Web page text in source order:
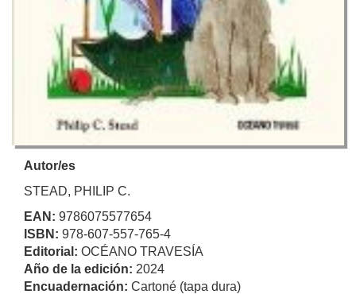
Autor/es
STEAD, PHILIP C.
EAN: 9786075577654
ISBN: 978-607-557-765-4
Editorial: OCÉANO TRAVESÍA
Año de la edición: 2024
Encuadernación: Cartoné (tapa dura)